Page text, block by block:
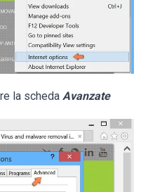
la scheda Avanzate